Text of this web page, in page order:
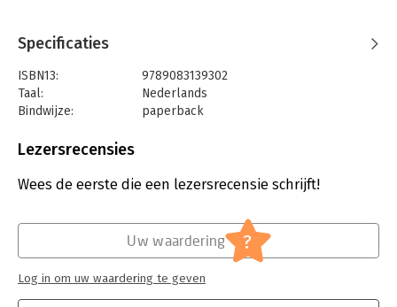
Specificaties
ISBN13:
9789083139302
Taal:
Nederlands
Bindwijze:
paperback
Druk:
Lezersrecensies
Wees de eerste die een lezersrecensie schrijft!
Uw waardering ?
Log in om uw waardering te geven